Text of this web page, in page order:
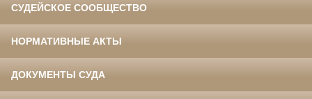
СУДЕЙСКОЕ СООБЩЕСТВО
НОРМАТИВНЫЕ АКТЫ
ДОКУМЕНТЫ СУДА